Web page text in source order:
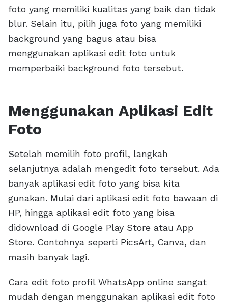
foto yang memiliki kualitas yang baik dan tidak
blur. Selain itu, pilih juga foto yang memiliki
background yang bagus atau bisa
menggunakan aplikasi edit foto untuk
memperbaiki background foto tersebut.
Menggunakan Aplikasi Edit
Foto
Setelah memilih foto profil, langkah
selanjutnya adalah mengedit foto tersebut. Ada
banyak aplikasi edit foto yang bisa kita
gunakan. Mulai dari aplikasi edit foto bawaan di
HP, hingga aplikasi edit foto yang bisa
didownload di Google Play Store atau App
Store. Contohnya seperti PicsArt, Canva, dan
masih banyak lagi.
Cara edit foto profil WhatsApp online sangat
mudah dengan menggunakan aplikasi edit foto